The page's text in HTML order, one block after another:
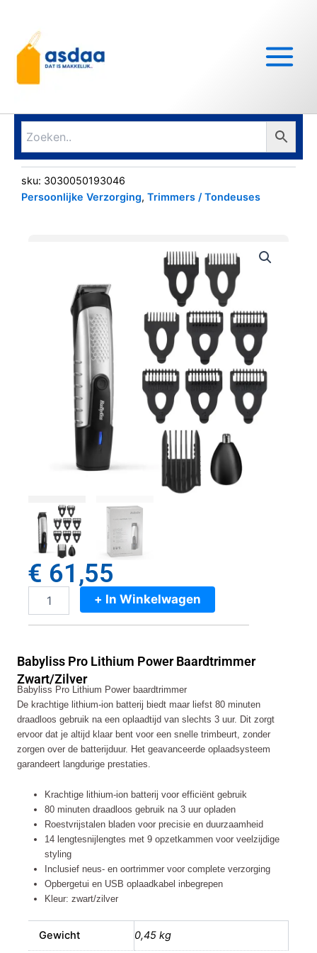
inhoud
sku: 3030050193046
Persoonlijke Verzorging, Trimmers / Tondeuses
€ 61,55
Babyliss
Baardtrimmer
Zwart/Zilver
aantal
+ In Winkelwagen
Babyliss Pro Lithium Power Baardtrimmer
Zwart/Zilver
Babyliss Pro Lithium Power baardtrimmer
De krachtige lithium-ion batterij biedt maar liefst 80 minuten
draadloos gebruik na een oplaadtijd van slechts 3 uur. Dit zorgt
ervoor dat je altijd klaar bent voor een snelle trimbeurt, zonder
zorgen over de batterijduur. Het geavanceerde oplaadsysteem
garandeert langdurige prestaties.
Krachtige lithium-ion batterij voor efficiënt gebruik
80 minuten draadloos gebruik na 3 uur opladen
Roestvrijstalen bladen voor precisie en duurzaamheid
14 lengtesnijlengtes met 9 opzetkammen voor veelzijdige
styling
Inclusief neus- en oortrimmer voor complete verzorging
Opbergetui en USB oplaadkabel inbegrepen
Kleur: zwart/zilver
Gewicht 0,45 kg